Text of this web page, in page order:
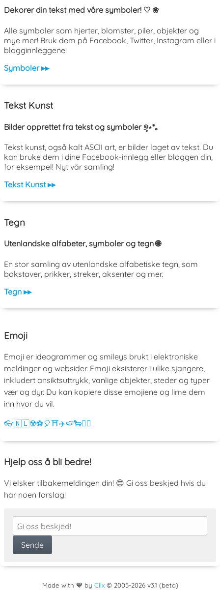
Dekorer din tekst med våre symboler! ♡ ❀
Alle symboler som hjerter, blomster, piler, objekter og
mye mer! Bruk dem på Facebook, Twitter, Instagram eller i
blogginnleggene!
Symboler ▸▸
Tekst Kunst
Bilder opprettet fra tekst og symboler ୭̥⋆*｡
Tekst kunst, også kalt ASCII art, er bilder laget av tekst. Du
kan bruke dem i dine Facebook-innlegg eller bloggen din,
for eksempel! Nyt vår samling!
Tekst Kunst ▸▸
Tegn
Utenlandske alfabeter, symboler og tegn 🌐
En stor samling av utenlandske alfabetiske tegn, som
bokstaver, prikker, streker, aksenter og mer.
Tegn ▸▸
Emoji
Emoji er ideogrammer og smileys brukt i elektroniske
meldinger og websider. Emoji eksisterer i ulike sjangere,
inkludert ansiktsuttrykk, vanlige objekter, steder og typer
vær og dyr. Du kan kopiere disse emojiene og lime dem
inn hvor du vil.
👓🇳🇱☢️⚽ 🎈⛩️✈️🍉🐑💁‍♀️
Hjelp oss å bli bedre!
Vi elsker tilbakemeldingen din! 😍 Gi oss beskjed hvis du
har noen forslag!
Made with 💙 by Clix© 2005-2026 v3.1 (beta)